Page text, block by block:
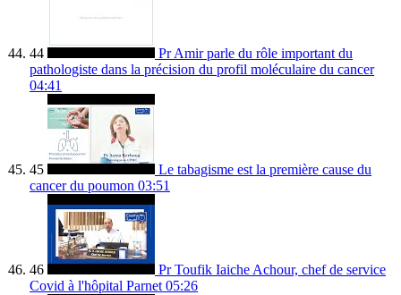
44
Pr Amir parle du rôle important du
pathologiste dans la précision du profil moléculaire du cancer
04:41
45
Le tabagisme est la première cause du
cancer du poumon 03:51
46
Pr Toufik Iaiche Achour, chef de service
Covid à l'hôpital Parnet 05:26